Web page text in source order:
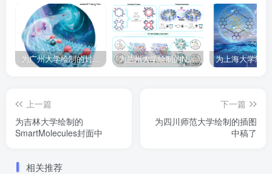
为广州大学绘制的封面中稿啦！ 为兰州大学绘制的Nat. Commun插图中稿
上一篇
为吉林大学绘制的
SmartMolecules封面中
下一篇
为四川师范大学绘制的插图
中稿了
相关推荐